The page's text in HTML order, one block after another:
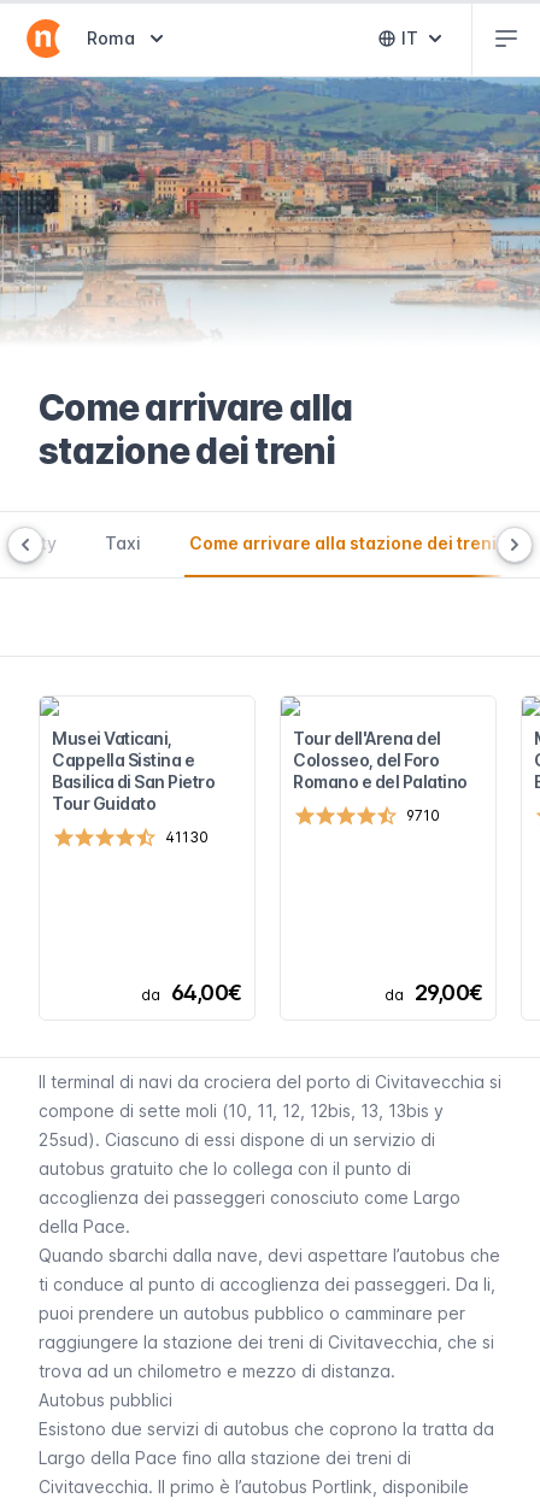
Abrir selector de destinos
Roma Abrir selector
IT
Come arrivare alla
stazione dei treni
Taxi Come arrivare alla stazione dei treni
Musei Vaticani,
Cappella Sistina e
Basilica di San Pietro
Tour Guidato
41130
da 64,00€
Tour dell'Arena del
Colosseo, del Foro
Romano e del Palatino
9710
da 29,00€
Il terminal di navi da crociera del porto di Civitavecchia si
compone di sette moli (10, 11, 12, 12bis, 13, 13bis y
25sud). Ciascuno di essi dispone di un servizio di
autobus gratuito che lo collega con il punto di
accoglienza dei passeggeri conosciuto come Largo
della Pace.
Quando sbarchi dalla nave, devi aspettare l’autobus che
ti conduce al punto di accoglienza dei passeggeri. Da li,
puoi prendere un autobus pubblico o camminare per
raggiungere la stazione dei treni di Civitavecchia, che si
trova ad un chilometro e mezzo di distanza.
Autobus pubblici
Esistono due servizi di autobus che coprono la tratta da
Largo della Pace fino alla stazione dei treni di
Civitavecchia. Il primo è l’autobus Portlink, disponibile